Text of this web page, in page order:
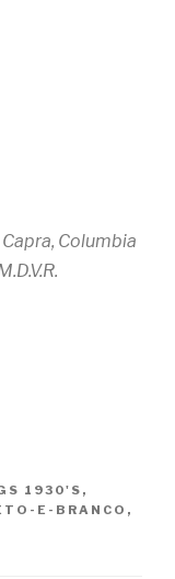
Columbia
1930'S ,
E-BRANCO ,